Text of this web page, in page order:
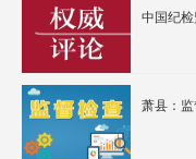
中国纪
萧县：监